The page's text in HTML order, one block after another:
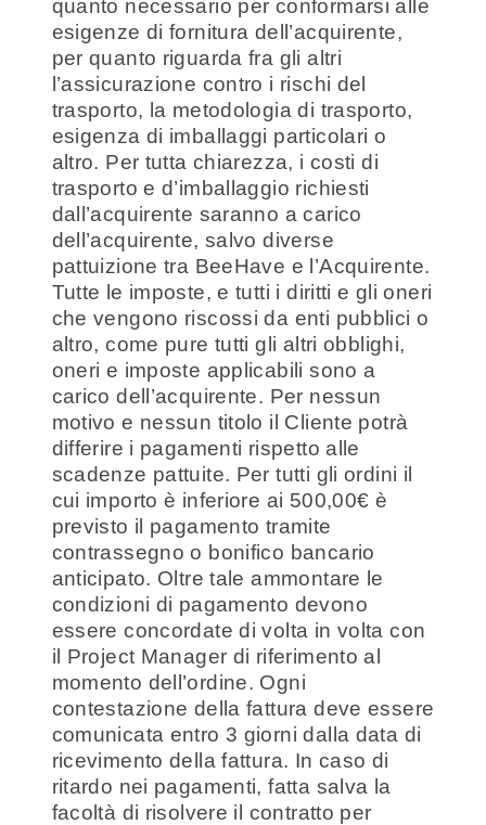
quanto necessario per conformarsi alle
esigenze di fornitura dell’acquirente,
per quanto riguarda fra gli altri
l’assicurazione contro i rischi del
trasporto, la metodologia di trasporto,
esigenza di imballaggi particolari o
altro. Per tutta chiarezza, i costi di
trasporto e d’imballaggio richiesti
dall’acquirente saranno a carico
dell’acquirente, salvo diverse
pattuizione tra BeeHave e l’Acquirente.
Tutte le imposte, e tutti i diritti e gli oneri
che vengono riscossi da enti pubblici o
altro, come pure tutti gli altri obblighi,
oneri e imposte applicabili sono a
carico dell’acquirente. Per nessun
motivo e nessun titolo il Cliente potrà
differire i pagamenti rispetto alle
scadenze pattuite. Per tutti gli ordini il
cui importo è inferiore ai 500,00€ è
previsto il pagamento tramite
contrassegno o bonifico bancario
anticipato. Oltre tale ammontare le
condizioni di pagamento devono
essere concordate di volta in volta con
il Project Manager di riferimento al
momento dell’ordine. Ogni
contestazione della fattura deve essere
comunicata entro 3 giorni dalla data di
ricevimento della fattura. In caso di
ritardo nei pagamenti, fatta salva la
facoltà di risolvere il contratto per